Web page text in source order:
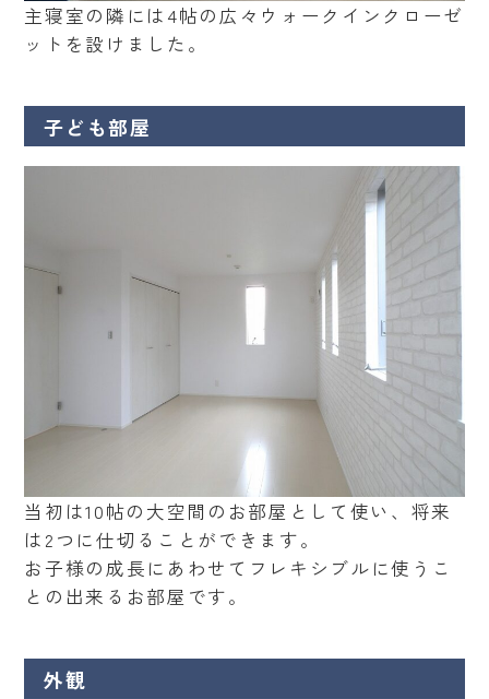
主寝室の隣には4帖の広々ウォークインクローゼ
ットを設けました。
子ども部屋
当初は10帖の大空間のお部屋として使い、将来
は2つに仕切ることができます。
お子様の成長にあわせてフレキシブルに使うこ
との出来るお部屋です。
外観